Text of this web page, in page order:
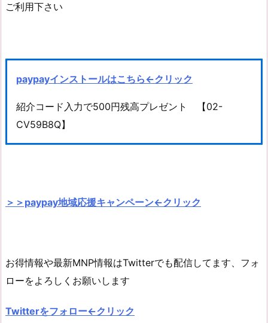
ご利用下さい
paypayインストールはこちら←クリック
紹介コード入力で500円残高プレゼント 【02-
CV59B8Q】
＞＞paypay地域応援キャンペーン←クリック
お得情報や最新MNP情報はTwitterでも配信してます、フォ
ローをよろしくお願いします
Twitterをフォロー←クリック